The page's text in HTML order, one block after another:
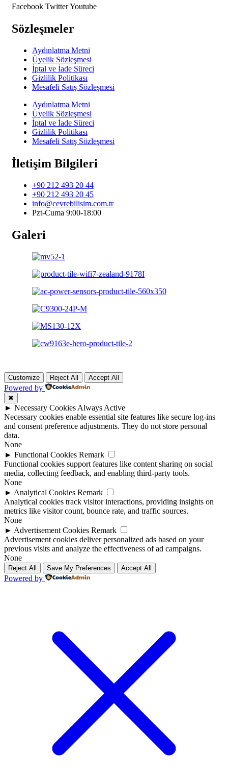
Facebook TwitterYoutube
Sözleşmeler
Aydınlatma Metni
Üyelik Sözleşmesi
İptal ve İade Süreci
Gizlilik Politikası
Mesafeli Satış Sözleşmesi
Aydınlatma Metni
Üyelik Sözleşmesi
İptal ve İade Süreci
Gizlilik Politikası
Mesafeli Satış Sözleşmesi
İletişim Bilgileri
+90 212 493 20 44
+90 212 493 20 45
info@cevrebilisim.com.tr
Pzt-Cuma 9:00-18:00
Galeri
Customize Reject All Accept All
Powered by
✖
► Necessary Cookies Always Active
Necessary cookies enable essential site features like secure log-ins
and consent preference adjustments. They do not store personal
data.
None
► Functional Cookies Remark
Functional cookies support features like content sharing on social
media, collecting feedback, and enabling third-party tools.
None
► Analytical Cookies Remark
Analytical cookies track visitor interactions, providing insights on
metrics like visitor count, bounce rate, and traffic sources.
None
► Advertisement Cookies Remark
Advertisement cookies deliver personalized ads based on your
previous visits and analyze the effectiveness of ad campaigns.
None
Reject All Save My Preferences Accept All
Powered by